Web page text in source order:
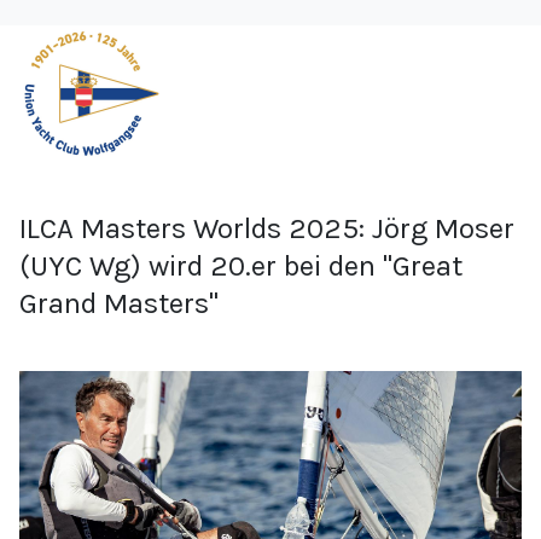
ILCA Masters Worlds 2025: Jörg Moser
(UYC Wg) wird 20.er bei den "Great
Grand Masters"